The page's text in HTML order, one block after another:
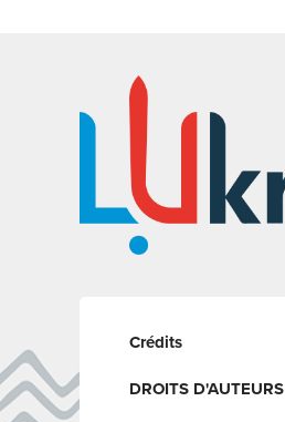
Crédits
DROITS D'AUTEURS